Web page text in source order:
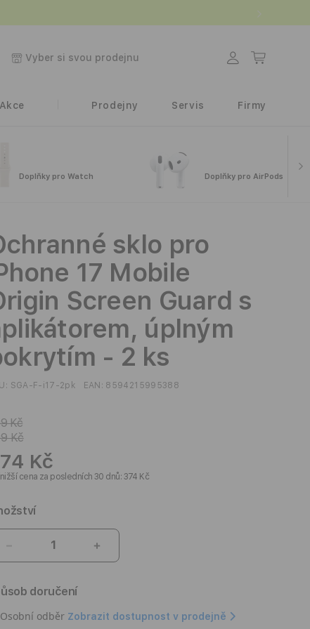
Vyber si svou prodejnu
Přihlásit
Košík
Akce Prodejny Servis Firmy
Doplňky pro Watch Doplňky pro AirPods
sklo pro
17 Mobile
Screen Guard s
úplným
- 2 ks
SGA-F-i17-2pk EAN: 8594215995388
Kč
Kč
Kč
cena za posledních 30 dnů: 374 Kč
množství
Ochranné
sklo
Zvýšit
množství
sklo
doručení
Osobní odběr Zobrazit dostupnost v prodejně